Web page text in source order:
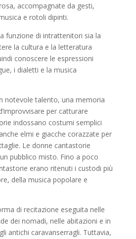
accompagnate da gesti,
e rotoli dipinti.
funzione di intrattenitori sia la
la cultura e la letteratura
conoscere le espressioni
i dialetti e la musica
notevole talento, una memoria
per catturare
indossano costumi semplici
elmi e giacche corazzate per
Le donne cantastorie
pubblico misto. Fino a poco
erano ritenuti i custodi più
della musica popolare e
di recitazione eseguita nelle
dei nomadi, nelle abitazioni e in
antichi caravanserragli. Tuttavia,